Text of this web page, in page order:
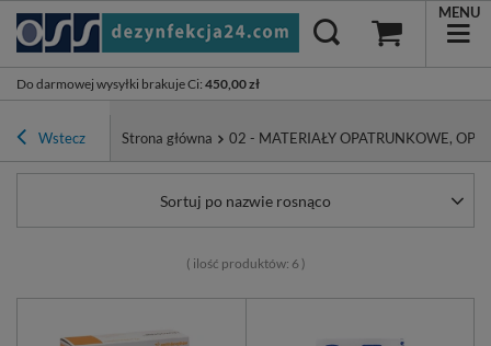
Do darmowej wysyłki brakuje Ci: 450,00 zł
MENU
Wstecz Strona główna 02 - MATERIAŁY OPATRUNKOWE,
Sortuj po nazwie rosnąco
( ilość produktów: 6 )